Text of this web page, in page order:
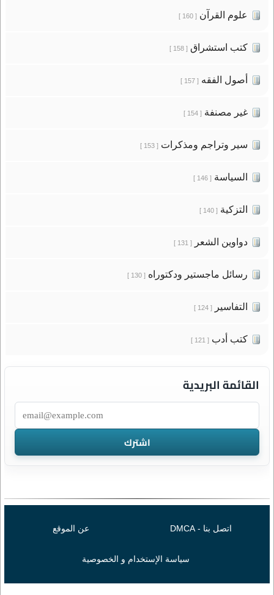
علوم القرآن[ 160 ]
كتب استشراق[ 158 ]
أصول الفقه[ 157 ]
غير مصنفة[ 154 ]
سير وتراجم ومذكرات[ 153 ]
السياسة[ 146 ]
التزكية[ 140 ]
دواوين الشعر[ 131 ]
رسائل ماجستير ودكتوراه[ 130 ]
التفاسير[ 124 ]
كتب أدب[ 121 ]
القائمة البريدية
اتصل بنا - DMCA عن الموقع
سياسة الإستخدام و الخصوصية